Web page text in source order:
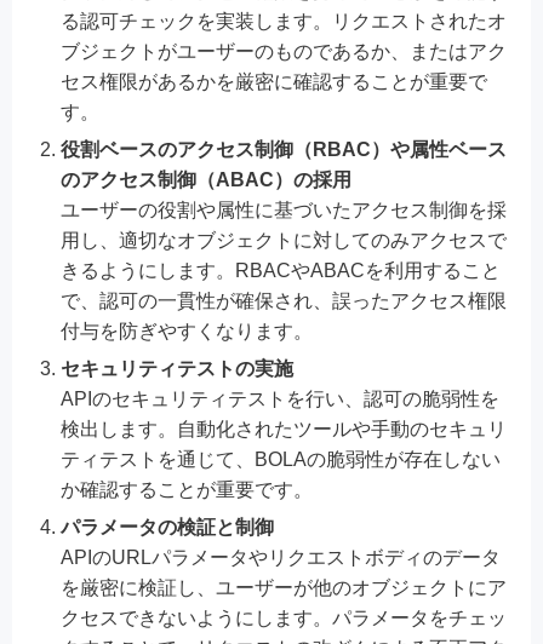
る認可チェックを実装します。リクエストされたオ
ブジェクトがユーザーのものであるか、またはアク
セス権限があるかを厳密に確認することが重要で
す。
役割ベースのアクセス制御（RBAC）や属性ベース
のアクセス制御（ABAC）の採用
ユーザーの役割や属性に基づいたアクセス制御を採
用し、適切なオブジェクトに対してのみアクセスで
きるようにします。RBACやABACを利用すること
で、認可の一貫性が確保され、誤ったアクセス権限
付与を防ぎやすくなります。
セキュリティテストの実施
APIのセキュリティテストを行い、認可の脆弱性を
検出します。自動化されたツールや手動のセキュリ
ティテストを通じて、BOLAの脆弱性が存在しない
か確認することが重要です。
パラメータの検証と制御
APIのURLパラメータやリクエストボディのデータ
を厳密に検証し、ユーザーが他のオブジェクトにア
クセスできないようにします。パラメータをチェッ